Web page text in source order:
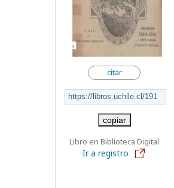
citar
copiar
Libro en Biblioteca Digital
Ir a registro